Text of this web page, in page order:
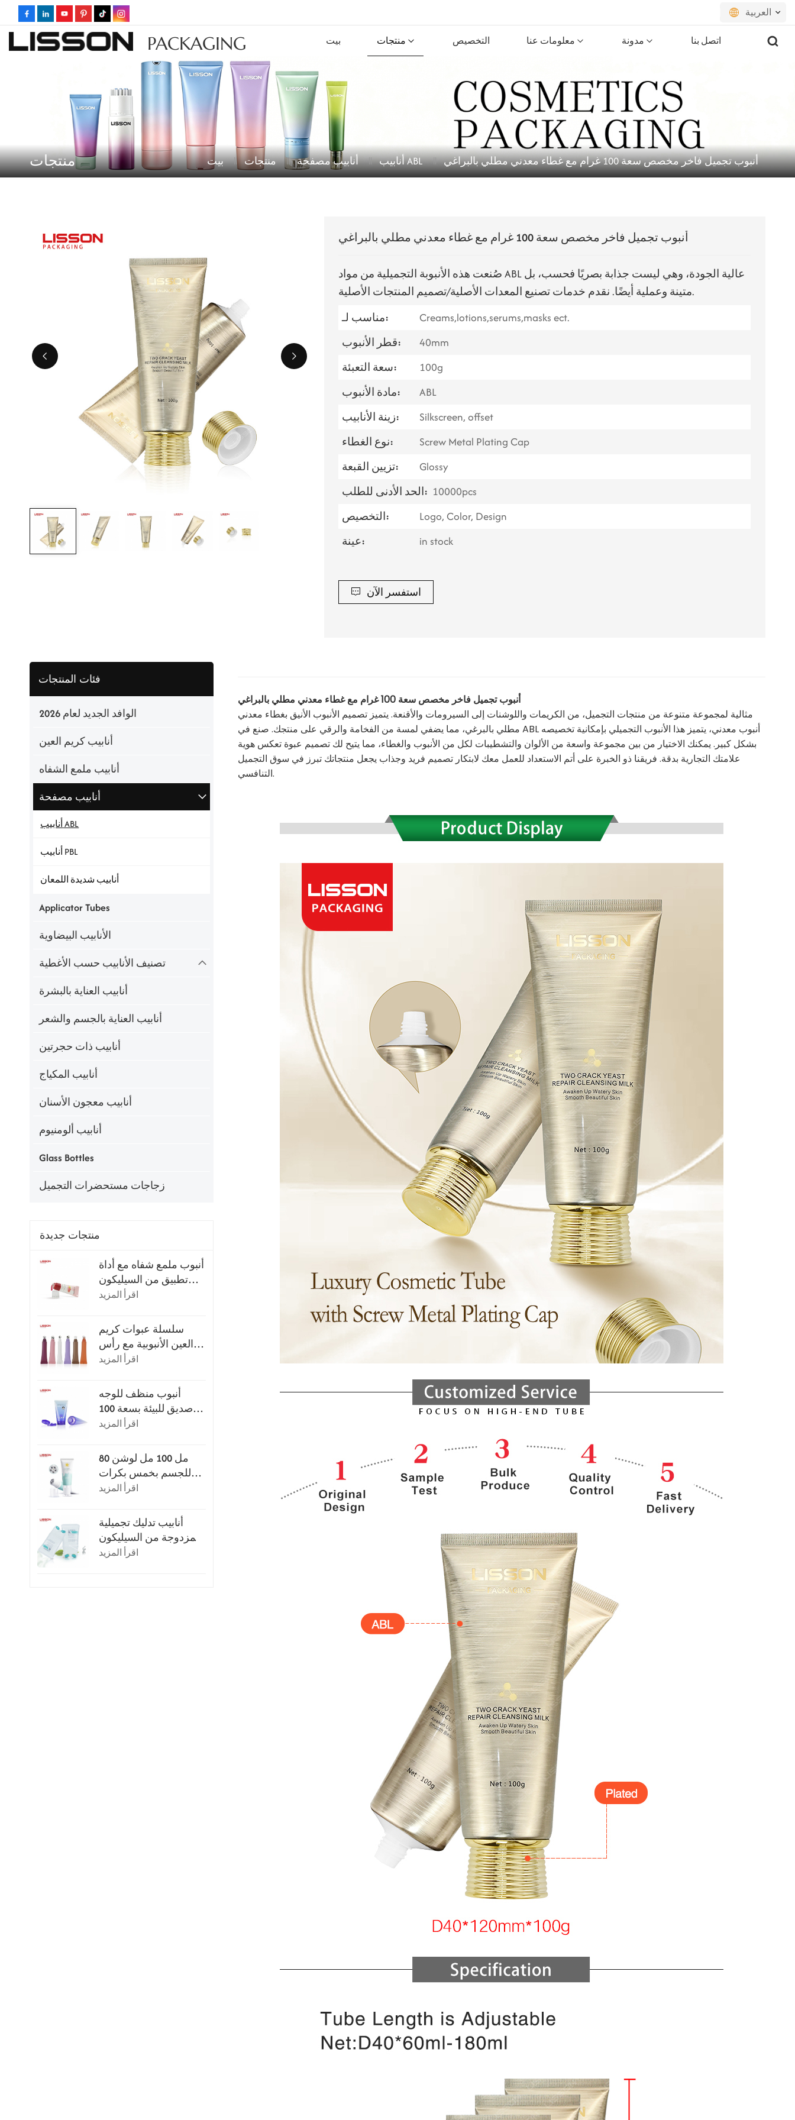
العربية
русский
español
português
ไทย
PACKAGING بيت منتجات التخصيص معلومات عنا مدونة اتصل بنا
منتجات بيت منتجات أنابيب مصفحة أنابيب ABL أنبوب تجميل فاخر مخصص سعة 100 غرام مع غطاء معدني مطلي بالبراغي
أنبوب تجميل فاخر مخصص سعة 100 غرام مع غطاء معدني مطلي بالبراغي
صُنعت هذه الأنبوبة التجميلية من مواد ABL عالية الجودة، وهي ليست جذابة بصريًا فحسب، بل
متينة وعملية أيضًا. نقدم خدمات تصنيع المعدات الأصلية/تصميم المنتجات الأصلية.
مناسب لـ:
Creams,lotions,serums,masks ect.
قطر الأنبوب:
40mm
سعة التعبئة:
100g
مادة الأنبوب:
ABL
زينة الأنابيب:
Silkscreen, offset
نوع الغطاء:
Screw Metal Plating Cap
تزيين القبعة:
Glossy
الحد الأدنى للطلب: 10000pcs
التخصيص:
Logo, Color, Design
عينة:
in stock
استفسر الآن
فئات المنتجات
الوافد الجديد لعام 2026
أنابيب كريم العين
أنابيب ملمع الشفاه
أنابيب مصفحة
أنابيب ABL
أنابيب PBL
أنابيب شديدة اللمعان
Applicator Tubes
الأنابيب البيضاوية
تصنيف الأنابيب حسب الأغطية
أنابيب العناية بالبشرة
أنابيب العناية بالجسم والشعر
أنابيب ذات حجرتين
أنابيب المكياج
أنابيب معجون الأسنان
أنابيب ألومنيوم
Glass Bottles
زجاجات مستحضرات التجميل
منتجات جديدة
أنبوب ملمع شفاه مع أداة
تطبيق من السيليكون
فائق النعومة
اقرأ المزيد
سلسلة عبوات كريم
العين الأنبوبية مع رأس
التطبيق
اقرأ المزيد
أنبوب منظف للوجه
صديق للبيئة بسعة 100
مل أو 120 مل مع غطاء
اقرأ المزيد
80 مل 100 مل لوشن
للجسم بخمس بكرات
للتدليك
اقرأ المزيد
أنابيب تدليك تجميلية
مزدوجة من السيليكون
سعة 150 ملاقرأ المزيد
أنبوب تجميل فاخر مخصص سعة 100 غرام مع غطاء معدني مطلي بالبراغي
مثالية لمجموعة متنوعة من منتجات التجميل، من الكريمات واللوشنات إلى السيرومات والأقنعة. يتميز تصميم الأنبوب الأنيق بغطاء معدني
مطلي بالبرغي، مما يضفي لمسة من الفخامة والرقي على منتجك. صنع في ABL أنبوب معدني، يتميز هذا الأنبوب التجميلي بإمكانية تخصيصه
بشكل كبير. يمكنك الاختيار من بين مجموعة واسعة من الألوان والتشطيبات لكل من الأنبوب والغطاء، مما يتيح لك تصميم عبوة تعكس هوية
علامتك التجارية بدقة. فريقنا ذو الخبرة على أتم الاستعداد للعمل معك لابتكار تصميم فريد وجذاب يجعل منتجاتك تبرز في سوق التجميل
التنافسي.